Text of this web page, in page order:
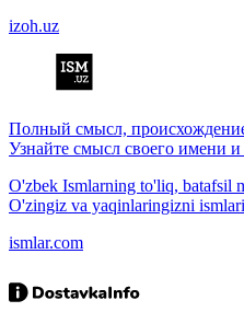
izoh.uz
Полный смысл,
Узнайте смысл своего имени
O'zbek Ismlarning to'liq, batafsil
O'zingiz va yaqinlaringizni
ismlar.com